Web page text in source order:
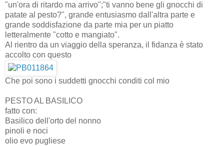
"un'ora di ritardo ma arrivo";"ti vanno bene gli gnocchi di
patate al pesto?", grande entusiasmo dall'altra parte e
grande soddisfazione da parte mia per un piatto
letteralmente "cotto e mangiato".
Al rientro da un viaggio della speranza, il fidanza è stato
accolto con questo
Che poi sono i suddetti gnocchi conditi col mio
PESTO AL BASILICO
fatto con:
Basilico dell'orto del nonno
pinoli e noci
olio evo pugliese